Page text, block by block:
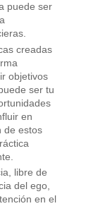
puede ser
creadas
objetivos
ser tu
en
de estos
libre de
del ego,
en el